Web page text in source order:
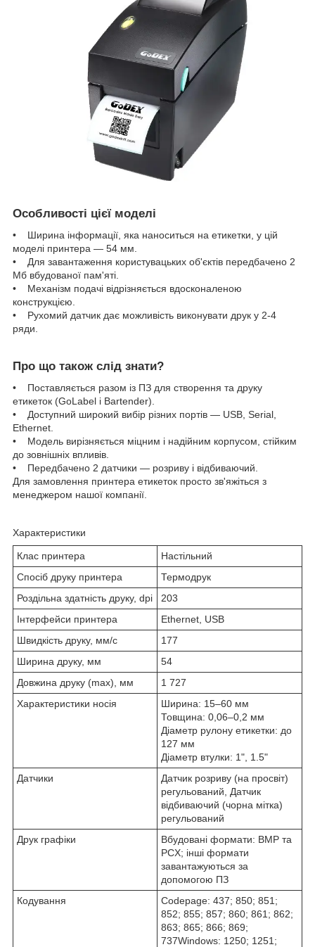
Особливості цієї моделі
• Ширина інформації, яка наноситься на етикетки, у цій
моделі принтера — 54 мм.
• Для завантаження користувацьких об'єктів передбачено 2
Мб вбудованої пам'яті.
• Механізм подачі відрізняється вдосконаленою
конструкцією.
• Рухомий датчик дає можливість виконувати друк у 2-4
ряди.
Про що також слід знати?
• Поставляється разом із ПЗ для створення та друку
етикеток (GoLabel і Bartender).
• Доступний широкий вибір різних портів — USB, Serial,
Ethernet.
• Модель вирізняється міцним і надійним корпусом, стійким
до зовнішніх впливів.
• Передбачено 2 датчики — розриву і відбиваючий.
Для замовлення принтера етикеток просто зв'яжіться з
менеджером нашої компанії.
Характеристики
Клас принтера
Настільний
Спосіб друку принтера
Термодрук
Роздільна здатність друку, dpi
203
Інтерфейси принтера
Ethernet, USB
Швидкість друку, мм/с
177
Ширина друку, мм
54
Довжина друку (max), мм
1 727
Характеристики носія
Ширина: 15–60 мм
Товщина: 0,06–0,2 мм
Діаметр рулону етикетки: до
127 мм
Діаметр втулки: 1", 1.5"
Датчики
Датчик розриву (на просвіт)
регульований, Датчик
відбиваючий (чорна мітка)
регульований
Друк графіки
Вбудовані формати: BMP та
PCX; інші формати
завантажуються за
допомогою ПЗ
Кодування
Codepage: 437; 850; 851;
852; 855; 857; 860; 861; 862;
863; 865; 866; 869;
737Windows: 1250; 1251;